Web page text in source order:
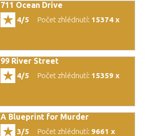
711 Ocean Drive
4/5 Počet zhlédnutí: 15374 x
99 River Street
4/5 Počet zhlédnutí: 15359 x
A Blueprint for Murder
3/5 Počet zhlédnutí: 9661 x